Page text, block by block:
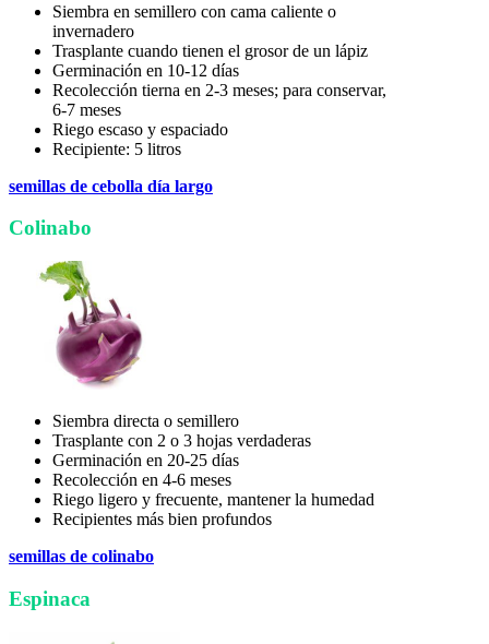
Siembra en semillero con cama caliente o
invernadero
Trasplante cuando tienen el grosor de un lápiz
Germinación en 10-12 días
Recolección tierna en 2-3 meses; para conservar,
6-7 meses
Riego escaso y espaciado
Recipiente: 5 litros
semillas de cebolla día largo
Colinabo
Siembra directa o semillero
Trasplante con 2 o 3 hojas verdaderas
Germinación en 20-25 días
Recolección en 4-6 meses
Riego ligero y frecuente, mantener la humedad
Recipientes más bien profundos
semillas de colinabo
Espinaca